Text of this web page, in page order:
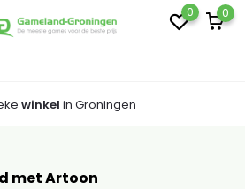
0 0
winkel in Groningen
met Artoon